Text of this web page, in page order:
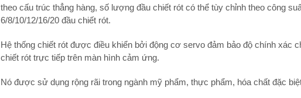
theo cấu trúc thẳng hàng, số lượng đầu chiết rót có thể tùy chỉnh theo công
6/8/10/12/16/20 đầu chiết rót.
Hệ thống chiết rót được điều khiển bởi động cơ servo đảm bảo độ chính xác
chiết rót trực tiếp trên màn hình cảm ứng.
Nó được sử dụng rộng rãi trong ngành mỹ phẩm, thực phẩm, hóa chất đặc